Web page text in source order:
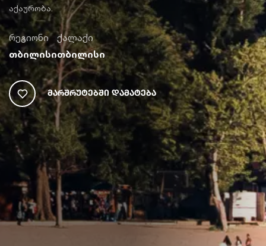
აქაურობა.
რეგიონი
თბილისი
ქალაქი
თბილისი
Მარშრუტებში Დამატება